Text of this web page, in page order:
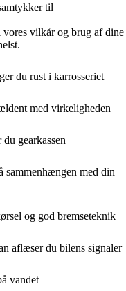
til
vilkår og brug af dine
du rust i karrosseriet
med virkeligheden
gearkassen
sammenhængen med din
og god bremseteknik
aflæser du bilens signaler
vandet